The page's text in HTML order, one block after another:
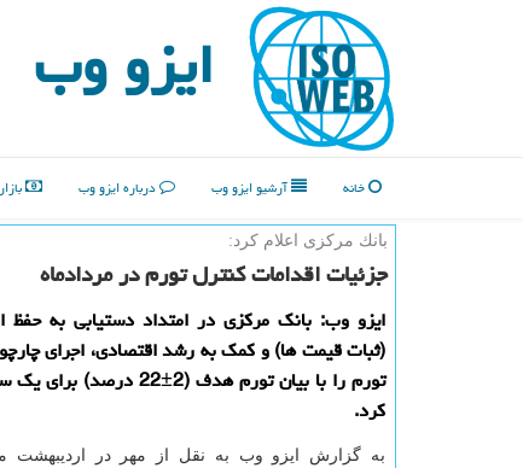
ایزو وب
خانه آرشیو ایزو وب درباره ایزو وب بازار
بانك مركزی اعلام كرد:
جزئیات اقدامات كنترل تورم در مردادماه
ایزو وب: بانك مركزی در امتداد دستیابی به
(ثبات قیمت ها) و كمك به رشد اقتصادی، اجرای
تورم را با بیان تورم هدف (2±22
كرد.
به گزارش ایزو وب به نقل از مهر در اردیبهشت